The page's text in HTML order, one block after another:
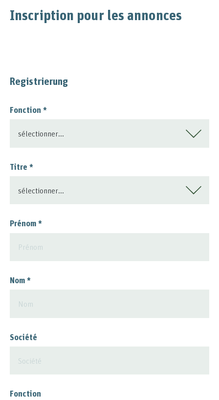
Inscription pour les annonces
Registrierung
Fonction *
Titre *
Prénom*
Nom*
Société
Fonction